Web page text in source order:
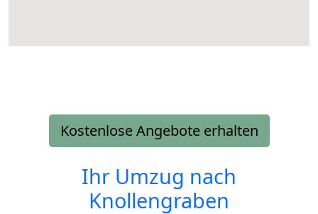
Kostenlose Angebote erhalten
Ihr Umzug nach
Knollengraben